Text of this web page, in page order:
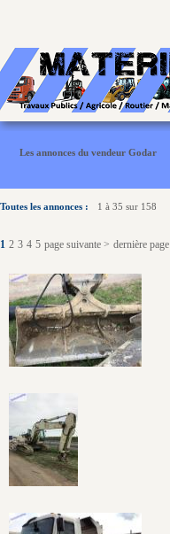
Les annonces du vendeur Godar
Toutes les annonces : 1 à 35 sur 158
1 2 3 4 5 page suivante > dernière page